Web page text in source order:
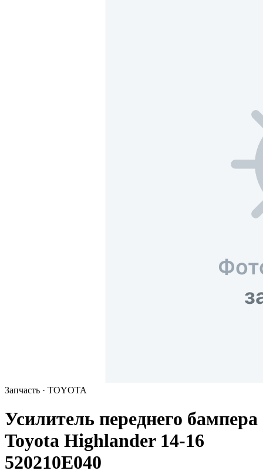
Запчасть · TOYOTA
Усилитель переднего бампера
Toyota Highlander 14-16
520210E040